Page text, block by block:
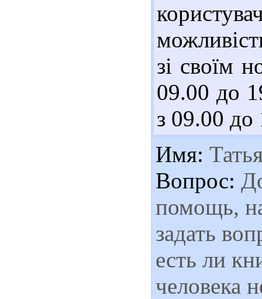
зі своїм
09.00 до
з 09.00 до
Имя:
Вопрос:
помощь,
задать
есть ли
человека